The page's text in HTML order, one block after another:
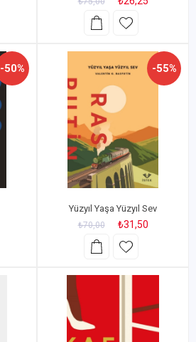
-50% -55%
Yüzyıl Yaşa Yüzyıl Sev
₺70,00 ₺31,50